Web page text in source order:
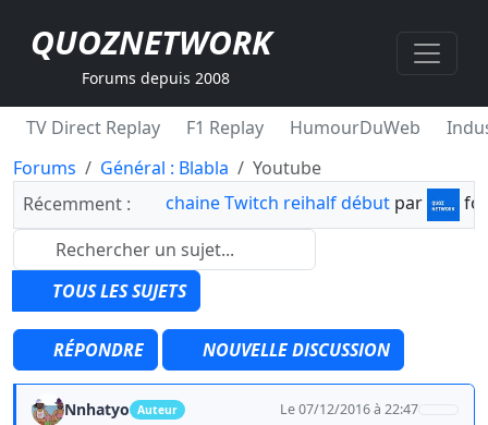
QUOZNETWORK
Forums depuis 2008
TV Direct Replay F1 Replay HumourDuWeb
Forums
Général : Blabla
Youtube
Récemment :
chaine Twitch reihalf début par
TOUS LES SUJETS
RÉPONDRE NOUVELLE DISCUSSION
Nnhatyo Auteur Le 07/12/2016 à 22:47